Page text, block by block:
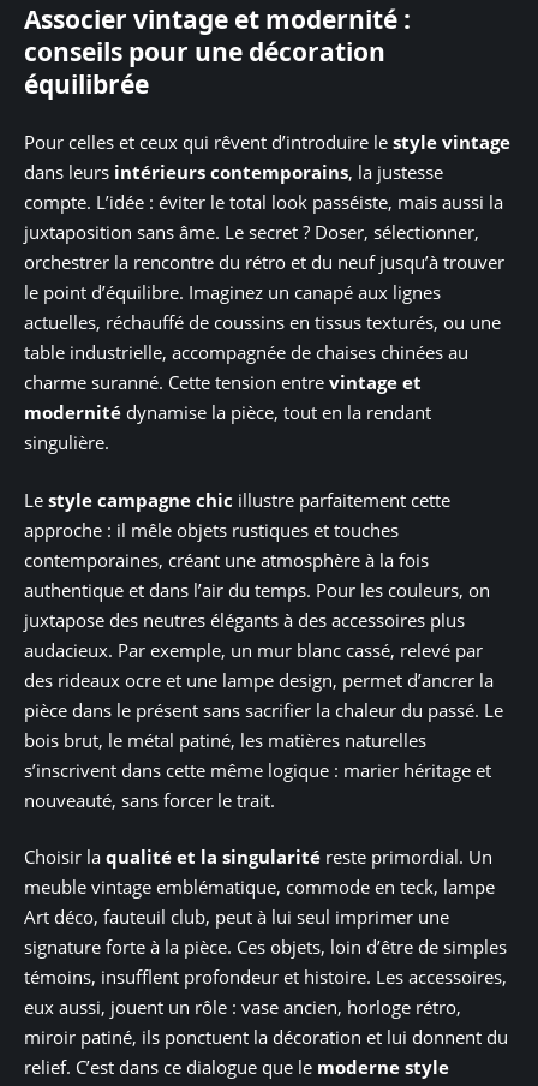
Associer vintage et modernité :
conseils pour une décoration
équilibrée
Pour celles et ceux qui rêvent d’introduire le style vintage
dans leurs intérieurs contemporains, la justesse
compte. L’idée : éviter le total look passéiste, mais aussi la
juxtaposition sans âme. Le secret ? Doser, sélectionner,
orchestrer la rencontre du rétro et du neuf jusqu’à trouver
le point d’équilibre. Imaginez un canapé aux lignes
actuelles, réchauffé de coussins en tissus texturés, ou une
table industrielle, accompagnée de chaises chinées au
charme suranné. Cette tension entre vintage et
modernité dynamise la pièce, tout en la rendant
singulière.
Le style campagne chic illustre parfaitement cette
approche : il mêle objets rustiques et touches
contemporaines, créant une atmosphère à la fois
authentique et dans l’air du temps. Pour les couleurs, on
juxtapose des neutres élégants à des accessoires plus
audacieux. Par exemple, un mur blanc cassé, relevé par
des rideaux ocre et une lampe design, permet d’ancrer la
pièce dans le présent sans sacrifier la chaleur du passé. Le
bois brut, le métal patiné, les matières naturelles
s’inscrivent dans cette même logique : marier héritage et
nouveauté, sans forcer le trait.
Choisir la qualité et la singularité reste primordial. Un
meuble vintage emblématique, commode en teck, lampe
Art déco, fauteuil club, peut à lui seul imprimer une
signature forte à la pièce. Ces objets, loin d’être de simples
témoins, insufflent profondeur et histoire. Les accessoires,
eux aussi, jouent un rôle : vase ancien, horloge rétro,
miroir patiné, ils ponctuent la décoration et lui donnent du
relief. C’est dans ce dialogue que le moderne style